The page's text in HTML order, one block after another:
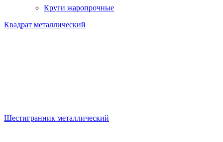
Круги жаропрочные
Квадрат металлический
Шестигранник металлический